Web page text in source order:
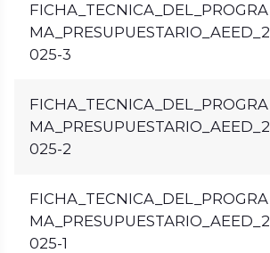
FICHA_TECNICA_DEL_PROGRA
MA_PRESUPUESTARIO_AEED_2
025-3
FICHA_TECNICA_DEL_PROGRA
MA_PRESUPUESTARIO_AEED_2
025-2
FICHA_TECNICA_DEL_PROGRA
MA_PRESUPUESTARIO_AEED_2
025-1